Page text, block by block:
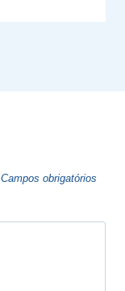
Campos obrigatórios